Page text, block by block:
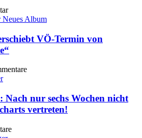
VÖ-Termin von
nur sechs Wochen nicht
vertreten!